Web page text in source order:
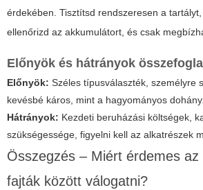
érdekében. Tisztítsd rendszeresen a tartályt,
ellenőrizd az akkumulátort, és csak
Előnyök és hátrányok
Előnyök: Széles típusválaszték, személyre
kevésbé káros, mint a hagyományos
Hátrányok: Kezdeti beruházási költségek,
szükségessége, figyelni kell az alkatrészek
Összegzés – Miért érdemes az
fajták között válogatni?